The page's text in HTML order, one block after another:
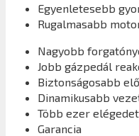
Egyenletesebb
Rugalmasabb
Nagyobb
Jobb gázpedál
Biztonságosabb
Dinamikusabb
Több ezer
Garancia